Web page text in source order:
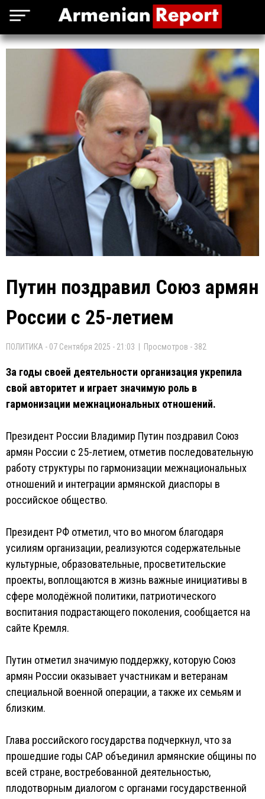
Путин поздравил Союз армян
России с 25-летием
ПОЛИТИКА - 07 Сентября 2025 - 21:03 | Просмотров - 382
За годы своей деятельности организация укрепила
свой авторитет и играет значимую роль в
гармонизации межнациональных отношений.
Президент России Владимир Путин поздравил Союз
армян России с 25-летием, отметив последовательную
работу структуры по гармонизации межнациональных
отношений и интеграции армянской диаспоры в
российское общество.
Президент РФ отметил, что во многом благодаря
усилиям организации, реализуются содержательные
культурные, образовательные, просветительские
проекты, воплощаются в жизнь важные инициативы в
сфере молодёжной политики, патриотического
воспитания подрастающего поколения, сообщается на
сайте Кремля.
Путин отметил значимую поддержку, которую Союз
армян России оказывает участникам и ветеранам
специальной военной операции, а также их семьям и
близким.
Глава российского государства подчеркнул, что за
прошедшие годы САР объединил армянские общины по
всей стране, востребованной деятельностью,
плодотворным диалогом с органами государственной